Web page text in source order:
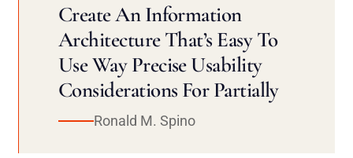
Create An Information
Architecture That’s Easy To
Use Way Precise Usability
Considerations For Partially
Ronald M. Spino